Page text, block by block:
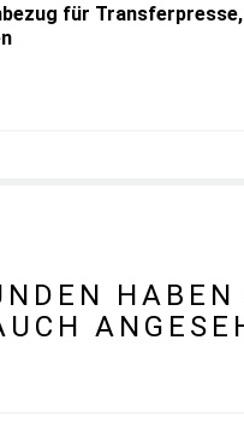
für Transferpresse,
HABEN